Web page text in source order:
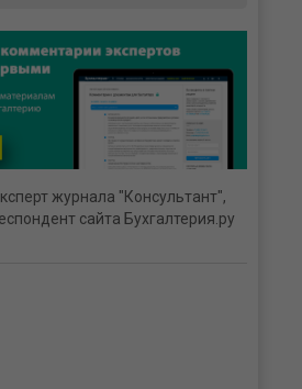
журнала "Консультант",
сайта Бухгалтерия.ру